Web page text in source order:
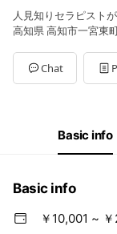
人見知りセラピスト
高知県 高知市一宮東
Chat
Basic info
Basic info
￥10,001 ~